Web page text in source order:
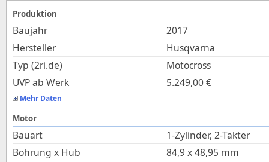
Produktion
Baujahr
2017
Hersteller
Husqvarna
Typ (2ri.de)
Motocross
UVP ab Werk
5.249,00€
Mehr Daten
Motor
Bauart
1-Zylinder, 2-Takter
Bohrung x Hub
84,9 x48,95 mm